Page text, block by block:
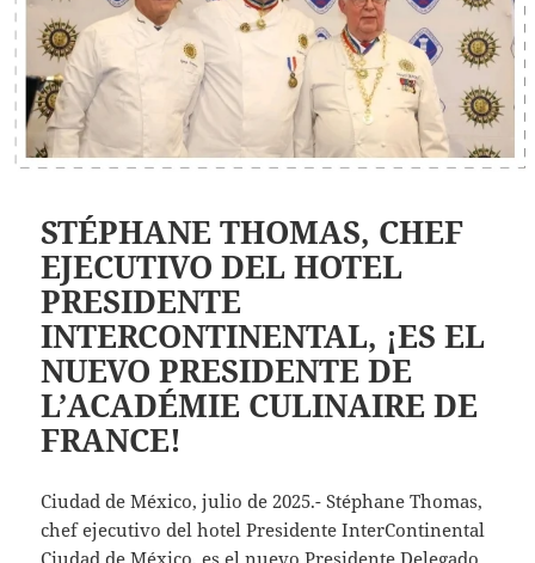
STÉPHANE THOMAS, CHEF
EJECUTIVO DEL HOTEL
PRESIDENTE
INTERCONTINENTAL, ¡ES EL
NUEVO PRESIDENTE DE
L’ACADÉMIE CULINAIRE DE
FRANCE!
Ciudad de México, julio de 2025.- Stéphane Thomas,
chef ejecutivo del hotel Presidente InterContinental